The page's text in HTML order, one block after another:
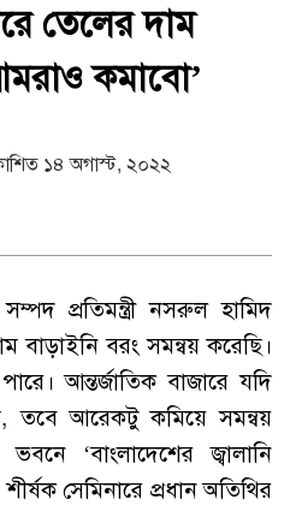
তেলের দাম
কমাবো’
১৪ অগাস্ট, ২০২২
প্রতিমন্ত্রী নসরুল হামিদ
বাড়াইনি বরং সমন্বয় করেছি।
আন্তর্জাতিক বাজারে যদি
তবে আরেকটু কমিয়ে সমন্বয়
‘বাংলাদেশের জ্বালানি
শীর্ষক সেমিনারে প্রধান অতিথির